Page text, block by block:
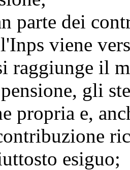
dei
viene
raggiunge il
gli
propria e,
esiguo;